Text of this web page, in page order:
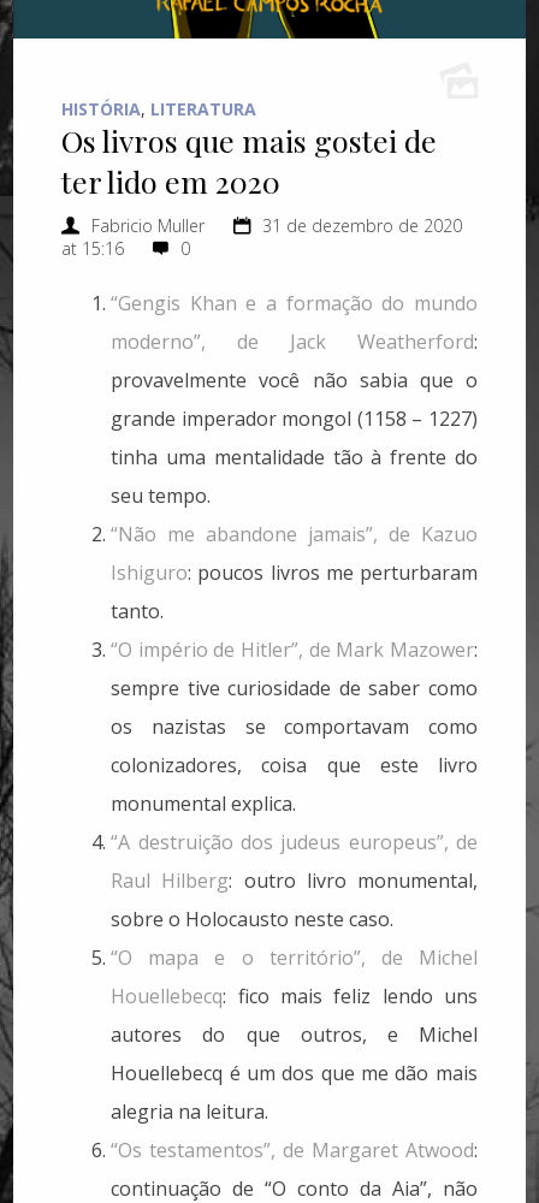
HISTÓRIA, LITERATURA
Os livros que mais gostei de
ter lido em 2020
Fabricio Muller
31 de dezembro de 2020
at 15:16
0
“Gengis Khan e a formação do mundo
moderno”, de Jack Weatherford:
provavelmente você não sabia que o
grande imperador mongol (1158 – 1227)
tinha uma mentalidade tão à frente do
seu tempo.
“Não me abandone jamais”, de Kazuo
Ishiguro: poucos livros me perturbaram
tanto.
“O império de Hitler”, de Mark Mazower:
sempre tive curiosidade de saber como
os nazistas se comportavam como
colonizadores, coisa que este livro
monumental explica.
“A destruição dos judeus europeus”, de
Raul Hilberg: outro livro monumental,
sobre o Holocausto neste caso.
“O mapa e o território”, de Michel
Houellebecq: fico mais feliz lendo uns
autores do que outros, e Michel
Houellebecq é um dos que me dão mais
alegria na leitura.
“Os testamentos”, de Margaret Atwood:
continuação de “O conto da Aia”, não